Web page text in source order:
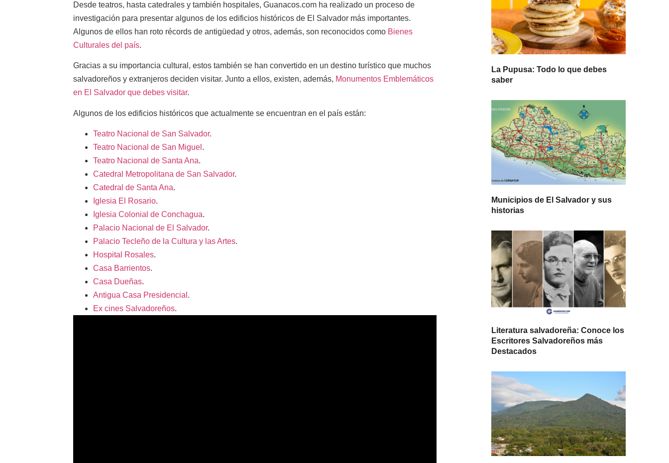
Desde teatros, hasta catedrales y también hospitales, Guanacos.com ha realizado un proceso de
investigación para presentar algunos de los edificios históricos de El Salvador más importantes.
Algunos de ellos han roto récords de antigüedad y otros, además, son reconocidos como Bienes
Culturales del país.
Gracias a su importancia cultural, estos también se han convertido en un destino turístico que muchos
salvadoreños y extranjeros deciden visitar. Junto a ellos, existen, además, Monumentos Emblemáticos
en El Salvador que debes visitar.
Algunos de los edificios históricos que actualmente se encuentran en el país están:
Teatro Nacional de San Salvador.
Teatro Nacional de San Miguel .
Teatro Nacional de Santa Ana.
Catedral Metropolitana de San Salvador.
Catedral de Santa Ana.
Iglesia El Rosario.
Iglesia Colonial de Conchagua.
Palacio Nacional de El Salvador.
Palacio Tecleño de la Cultura y las Artes.
Hospital Rosales.
Casa Barrientos.
Casa Dueñas.
Antigua Casa Presidencial .
Ex cines Salvadoreños.
La Pupusa: Todo lo que debes
saber
Municipios de El Salvador y sus
historias
Literatura salvadoreña: Conoce los
Escritores Salvadoreños más
Destacados